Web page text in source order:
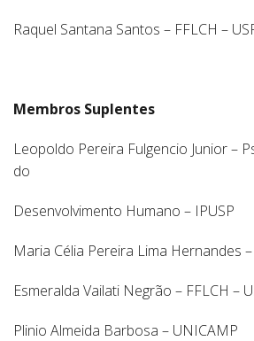
Raquel Santana Santos – FFLCH –
Membros Suplentes
Leopoldo Pereira Fulgencio Junior –
do
Desenvolvimento Humano – IPUSP
Maria Célia Pereira Lima Hernandes –
Esmeralda Vailati Negrão – FFLCH –
Plinio Almeida Barbosa – UNICAMP